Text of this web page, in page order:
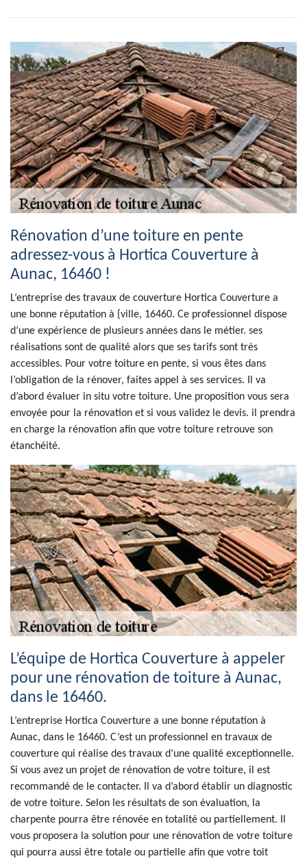
Rénovation d’une toiture en pente
adressez-vous à Hortica Couverture à
Aunac, 16460 !
L’entreprise des travaux de couverture Hortica Couverture a
une bonne réputation à {ville, 16460. Ce professionnel dispose
d’une expérience de plusieurs années dans le métier. ses
réalisations sont de qualité alors que ses tarifs sont très
accessibles. Pour votre toiture en pente, si vous êtes dans
l’obligation de la rénover, faites appel à ses services. Il va
d’abord évaluer in situ votre toiture. Une proposition vous sera
envoyée pour la rénovation et si vous validez le devis. il prendra
en charge la rénovation afin que votre toiture retrouve son
étanchéité.
L’équipe de Hortica Couverture à appeler
pour une rénovation de toiture à Aunac,
dans le 16460.
L’entreprise Hortica Couverture a une bonne réputation à
Aunac, dans le 16460. C’est un professionnel en travaux de
couverture qui réalise des travaux d’une qualité exceptionnelle.
Si vous avez un projet de rénovation de votre toiture, il est
recommandé de le contacter. Il va d’abord établir un diagnostic
de votre toiture. Selon les résultats de son évaluation, la
charpente pourra être rénovée en totalité ou partiellement. Il
vous proposera la solution pour une rénovation de votre toiture
qui pourra aussi être totale ou partielle afin que votre toit